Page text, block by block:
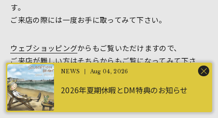
Aug 04, 2026
2026年夏期休暇とDM特典のお知らせ
す。
ご来店の際には一度お手に取ってみて下さい。
ウェブショッピングからもご覧いただけますので、
ご来店が難しい方はそちらからもご覧になってみて下さ
い。
宜しくお願い致します。